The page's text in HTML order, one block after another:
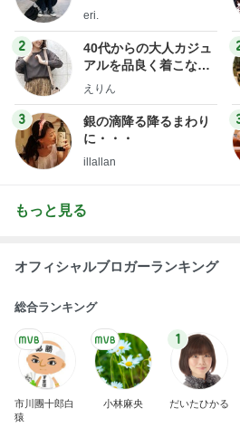
eri.
2
40代からの大人カジュ
アルを品良く着こなす
ファッションブログ
えりん
3
銀の滴降る降るまわり
に・・・
illallan
もっと見る
オフィシャルブロガーランキング
総合ランキング
市川團十郎白
猿
小林麻央
1
だいたひかる